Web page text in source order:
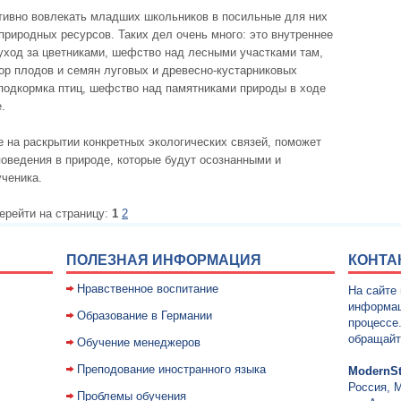
вовлекать младших школьников в посильные для них
ресурсов. Таких дел очень много: это внутреннее
за цветниками, шефство над лесными участками там,
плодов и семян луговых и древесно-кустарниковых
птиц, шефство над памятниками природы в ходе
раскрытии конкретных экологических связей, поможет
в природе, которые будут осознанными и
на страницу: 1 2
ПОЛЕЗНАЯ ИНФОРМАЦИЯ
Нравственное воспитание
Образование в Германии
Обучение менеджеров
Преподование иностранного языка
Проблемы обучения
На сайте
Россия,